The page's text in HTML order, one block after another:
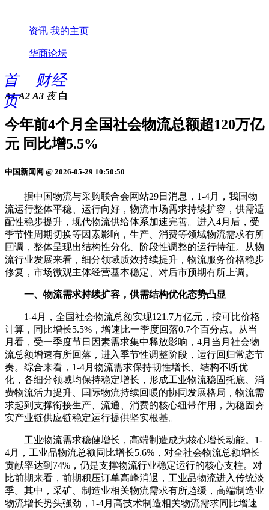
资讯 我的主页
华商论坛
首
页
财经
A1 A2 A3 夜 白
今年前4个月全国社会物流总额超120万亿
元 同比增5.5%
中国新闻网 @ 2026-05-29 10:50:50
据中国物流与采购联合会网站29日消息，1-4月，我国物
流运行整体平稳、运行向好，物流市场需求持续扩容，供需适
配性稳步提升，现代物流供给体系加速完善。进入4月后，受
季节性周期切换等因素影响，生产、消费等领域物流需求有所
回调，整体呈现出结构性分化、阶段性调整的运行特征。从物
流行业发展来看，细分领域质效持续提升，物流服务价格稳步
修复，市场微观主体经营基本稳定、对后市预期有所上调。
一、物流需求持续扩容，供需结构优化态势凸显
1-4月，全国社会物流总额实现121.7万亿元，按可比价格
计算，同比增长5.5%，增速比一季度回落0.7个百分点。从当
月看，受一季度节日因素需求集中释放影响，4月当月社会物
流总额增速有所回落，进入季节性调整阶段，运行回归常态节
奏。综合来看，1-4月物流需求保持韧性增长、结构不断优
化，各细分领域均保持稳定增长，形成工业物流稳固托底、消
费物流活力提升、国际物流持续回暖的协同发展格局，物流需
求起到支撑衔接生产、流通、消费的核心纽带作用，为稳固夯
实产业链供应链稳定运行提供坚实根基。
工业物流需求稳健增长，高端制造成为核心增长动能。1-
4月，工业品物流总额同比增长5.6%，对全社会物流总额增长
贡献率达到74%，仍是支撑物流行业稳定运行的核心支柱。对
比前期来看，前期积压订单高峰消退，工业品物流进入传统淡
季。其中，采矿、制造业相关物流需求有所趋缓，高端制造业
物流增长势头强劲，1-4月高技术制造相关物流需求同比增速